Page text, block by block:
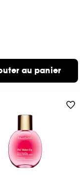
au panier